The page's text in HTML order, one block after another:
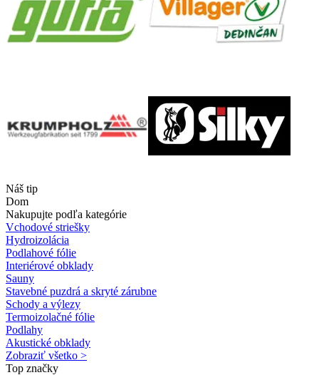
Náš tip
Dom
Nakupujte podľa kategórie
Vchodové striešky
Hydroizolácia
Podlahové fólie
Interiérové obklady
Sauny
Stavebné puzdrá a skryté zárubne
Schody a výlezy
Termoizolačné fólie
Podlahy
Akustické obklady
Zobraziť všetko >
Top značky